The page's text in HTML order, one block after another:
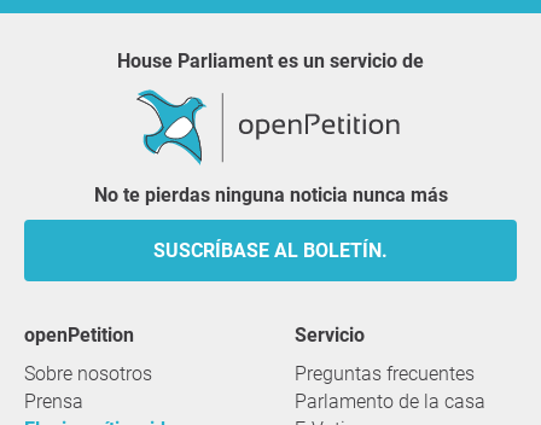
House Parliament es un servicio de
No te pierdas ninguna noticia nunca más
SUSCRÍBASE AL BOLETÍN.
openPetition
Sobre nosotros
Prensa
servicio
Preguntas frecuentes
Parlamento de la casa